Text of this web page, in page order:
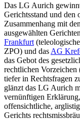
Das LG Aurich
Gerichtsstand und den
Zusammenhang mit
ausgewählten
Frankfurt
ZPO) und das AG
das Gebot des
rechtlichen Vorzeichen
tiefer in Rechtsfragen
glänzt das LG Aurich
vernünftigen
offensichtliche,
Gerichts